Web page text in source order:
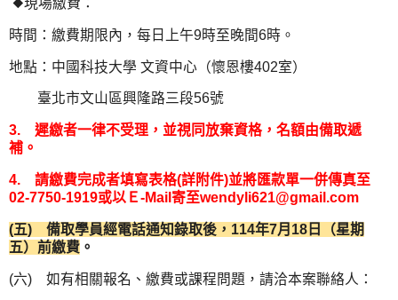
◆現場繳費：
時間：繳費期限內，每日上午9時至晚間6時。
地點：中國科技大學 文資中心（懷恩樓402室）
臺北市文山區興隆路三段56號
3. 遲繳者一律不受理，並視同放棄資格，名額由備取遞
補。
4. 請繳費完成者填寫表格(詳附件)並將匯款單一併傳真至
02-7750-1919或以Ｅ-Mail寄至wendyli621@gmail.com
(五) 備取學員經電話通知錄取後，114年7月18日（星期
五）前繳費 。
(六) 如有相關報名、繳費或課程問題，請洽本案聯絡人：